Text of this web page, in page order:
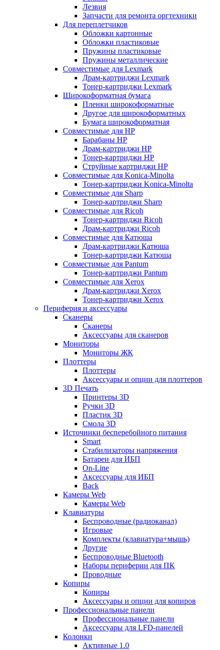
Лезвия
Запчасти для ремонта оргтехники
Для переплетчиков
Обложки картонные
Обложки пластиковые
Пружины пластиковые
Пружины металлические
Совместимые для Lexmark
Драм-картриджи Lexmark
Тонер-картриджи Lexmark
Широкоформатная бумага
Пленки широкоформатные
Другое для широкоформатных
Бумага широкоформатная
Совместимые для HP
Барабаны HP
Драм-картриджи HP
Тонер-картриджи HP
Струйные картриджи HP
Совместимые для Konica-Minolta
Тонер-картриджи Konica-Minolta
Совместимые для Sharp
Тонер-картриджи Sharp
Совместимые для Ricoh
Тонер-картриджи Ricoh
Драм-картриджи Ricoh
Совместимые для Катюша
Драм-картриджи Катюша
Тонер-картриджи Катюша
Совместимые для Pantum
Тонер-картриджи Pantum
Совместимые для Xerox
Драм-картриджи Xerox
Тонер-картриджи Xerox
Периферия и аксессуары
Сканеры
Сканеры
Аксессуары для сканеров
Мониторы
Мониторы ЖК
Плоттеры
Плоттеры
Аксессуары и опции для плоттеров
3D Печать
Принтеры 3D
Ручки 3D
Пластик 3D
Смола 3D
Источники бесперебойного питания
Smart
Стабилизаторы напряжения
Батареи для ИБП
On-Line
Аксессуары для ИБП
Back
Камеры Web
Камеры Web
Клавиатуры
Беспроводные (радиоканал)
Игровые
Комплекты (клавиатура+мышь)
Другие
Беспроводные Bluetooth
Наборы периферии для ПК
Проводные
Копиры
Копиры
Аксессуары и опции для копиров
Профессиональные панели
Профессиональные панели
Аксессуары для LFD-панелей
Колонки
Активные 1.0